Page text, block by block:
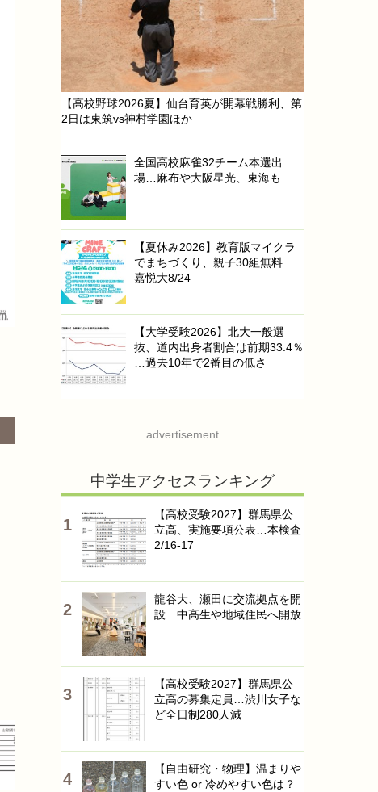
【高校野球2026夏】仙台育英が開幕戦勝利、第
2日は東筑vs神村学園ほか
全国高校麻雀32チーム本選出
場…麻布や大阪星光、東海も
【夏休み2026】教育版マイクラ
でまちづくり、親子30組無料…
嘉悦大8/24
【大学受験2026】北大一般選
抜、道内出身者割合は前期33.4％
…過去10年で2番目の低さ
advertisement
中学生アクセスランキング
【高校受験2027】群馬県公
立高、実施要項公表…本検査
2/16-17
龍谷大、瀬田に交流拠点を開
設…中高生や地域住民へ開放
【高校受験2027】群馬県公
立高の募集定員…渋川女子な
ど全日制280人減
【自由研究・物理】温まりや
すい色 or 冷めやすい色は？